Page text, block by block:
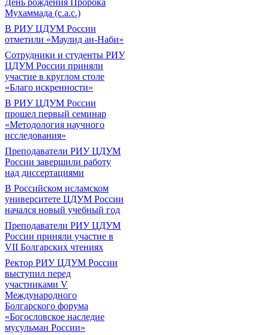
Мухаммада (с.а.с.)
В РИУ ЦДУМ России
отметили «Маулид ан-Наби»
Сотрудники и студенты РИУ
ЦДУМ России приняли
участие в круглом столе
«Благо искренности»
В РИУ ЦДУМ России
прошел первый семинар
«Методология научного
исследования»
Преподаватели РИУ ЦДУМ
России завершили работу
над диссертациями
В Российском исламском
университете ЦДУМ России
начался новый учебный год
Преподаватели РИУ ЦДУМ
России приняли участие в
VII Болгарских чтениях
Ректор РИУ ЦДУМ России
выступил перед
участниками V
Международного
Болгарского форума
«Богословское наследие
мусульман России»